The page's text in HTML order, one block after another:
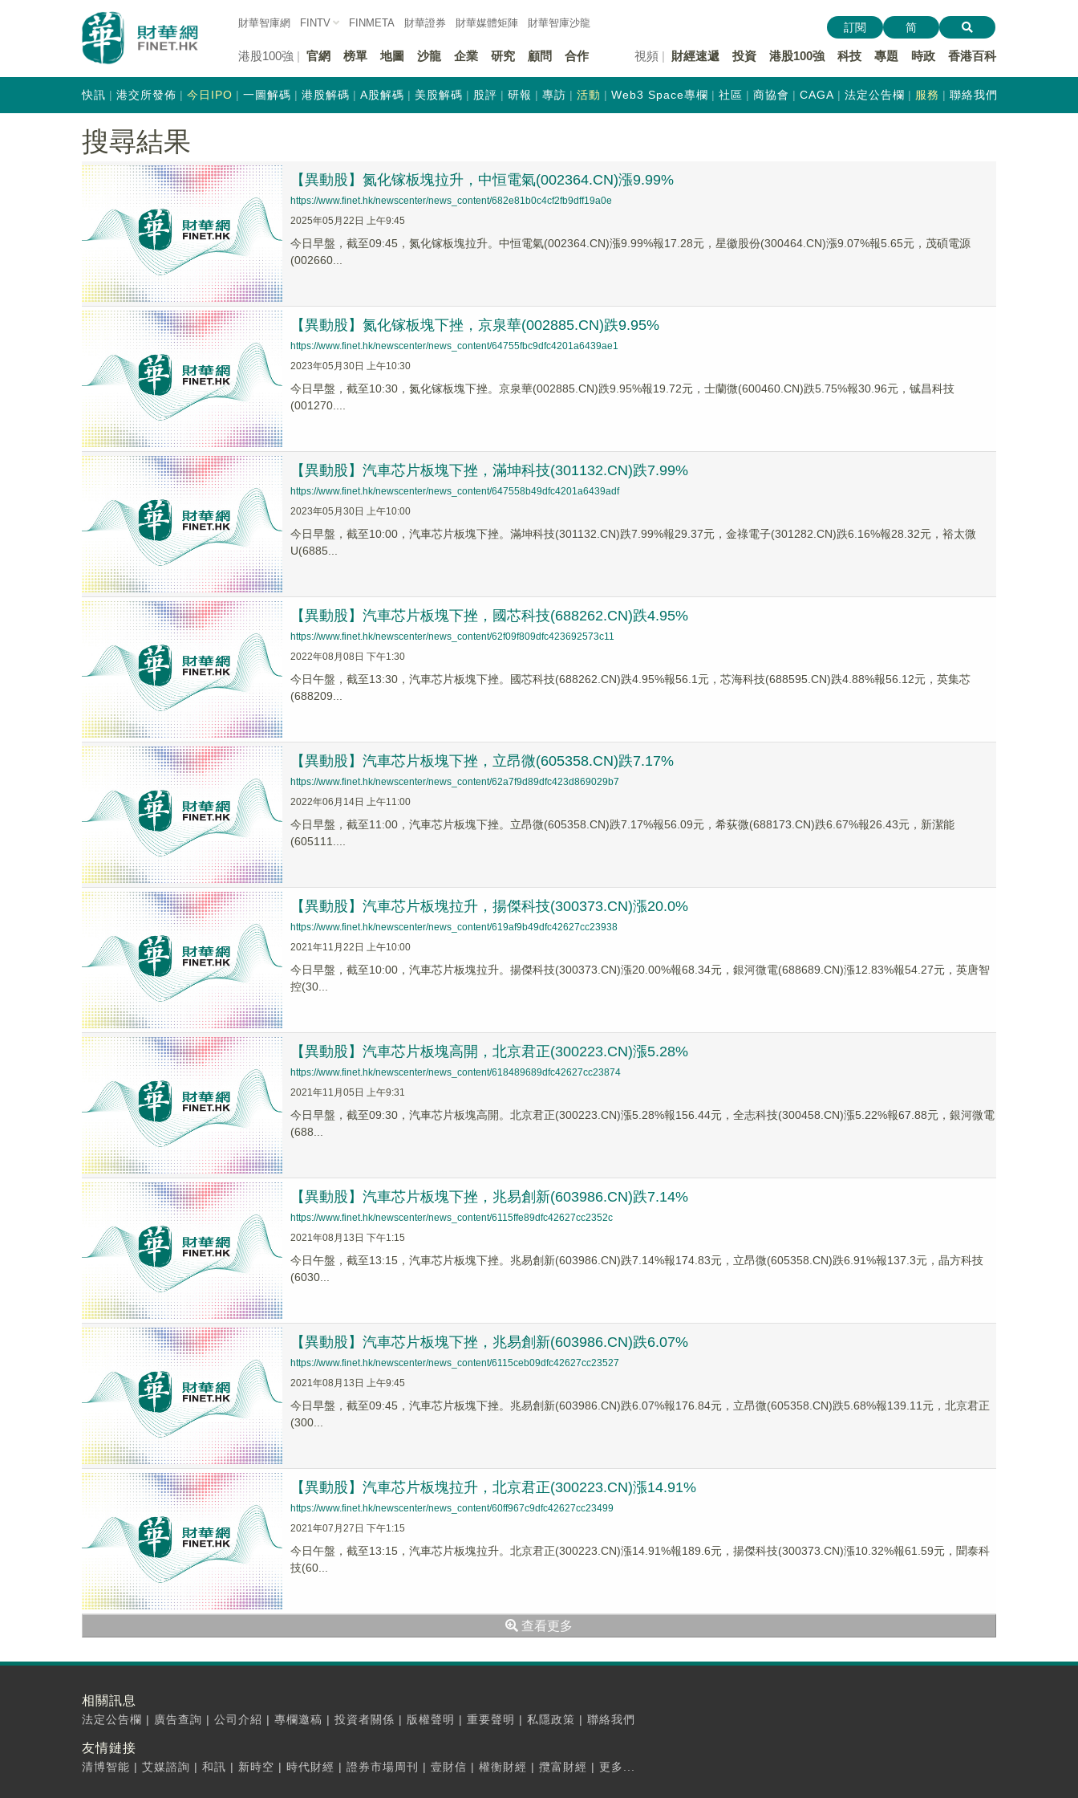
財華智庫網 FINTV FINMETA 財華證券 財華媒體矩陣 財華智庫沙龍
港股100強 官網 榜單 地圖 沙龍 企業 研究 顧問 合作 視頻 財經速遞 投資 港股100強 科技 專題 時政 香港百科
訂閱 简
快訊 港交所發佈 今日IPO 一圖解碼 港股解碼 A股解碼 美股解碼 股評 研報 專訪 活動 Web3 Space專欄 社區 商協會 CAGA 法定公告欄 服務 聯絡我們
搜尋結果
【異動股】氮化镓板塊拉升，中恒電氣(002364.CN)漲9.99%
https://www.finet.hk/newscenter/news_content/682e81b0c4cf2fb9dff19a0e
2025年05月22日 上午9:45
今日早盤，截至09:45，氮化镓板塊拉升。中恒電氣(002364.CN)漲9.99%報17.28元，星徽股份(300464.CN)漲9.07%報5.65元，茂碩電源
(002660...
【異動股】氮化镓板塊下挫，京泉華(002885.CN)跌9.95%
https://www.finet.hk/newscenter/news_content/64755fbc9dfc4201a6439ae1
2023年05月30日 上午10:30
今日早盤，截至10:30，氮化镓板塊下挫。京泉華(002885.CN)跌9.95%報19.72元，士蘭微(600460.CN)跌5.75%報30.96元，铖昌科技
(001270....
【異動股】汽車芯片板塊下挫，滿坤科技(301132.CN)跌7.99%
https://www.finet.hk/newscenter/news_content/647558b49dfc4201a6439adf
2023年05月30日 上午10:00
今日早盤，截至10:00，汽車芯片板塊下挫。滿坤科技(301132.CN)跌7.99%報29.37元，金祿電子(301282.CN)跌6.16%報28.32元，裕太微
U(6885...
【異動股】汽車芯片板塊下挫，國芯科技(688262.CN)跌4.95%
https://www.finet.hk/newscenter/news_content/62f09f809dfc423692573c11
2022年08月08日 下午1:30
今日午盤，截至13:30，汽車芯片板塊下挫。國芯科技(688262.CN)跌4.95%報56.1元，芯海科技(688595.CN)跌4.88%報56.12元，英集芯
(688209...
【異動股】汽車芯片板塊下挫，立昂微(605358.CN)跌7.17%
https://www.finet.hk/newscenter/news_content/62a7f9d89dfc423d869029b7
2022年06月14日 上午11:00
今日早盤，截至11:00，汽車芯片板塊下挫。立昂微(605358.CN)跌7.17%報56.09元，希荻微(688173.CN)跌6.67%報26.43元，新潔能
(605111....
【異動股】汽車芯片板塊拉升，揚傑科技(300373.CN)漲20.0%
https://www.finet.hk/newscenter/news_content/619af9b49dfc42627cc23938
2021年11月22日 上午10:00
今日早盤，截至10:00，汽車芯片板塊拉升。揚傑科技(300373.CN)漲20.00%報68.34元，銀河微電(688689.CN)漲12.83%報54.27元，英唐智
控(30...
【異動股】汽車芯片板塊高開，北京君正(300223.CN)漲5.28%
https://www.finet.hk/newscenter/news_content/618489689dfc42627cc23874
2021年11月05日 上午9:31
今日早盤，截至09:30，汽車芯片板塊高開。北京君正(300223.CN)漲5.28%報156.44元，全志科技(300458.CN)漲5.22%報67.88元，銀河微電
(688...
【異動股】汽車芯片板塊下挫，兆易創新(603986.CN)跌7.14%
https://www.finet.hk/newscenter/news_content/6115ffe89dfc42627cc2352c
2021年08月13日 下午1:15
今日午盤，截至13:15，汽車芯片板塊下挫。兆易創新(603986.CN)跌7.14%報174.83元，立昂微(605358.CN)跌6.91%報137.3元，晶方科技
(6030...
【異動股】汽車芯片板塊下挫，兆易創新(603986.CN)跌6.07%
https://www.finet.hk/newscenter/news_content/6115ceb09dfc42627cc23527
2021年08月13日 上午9:45
今日早盤，截至09:45，汽車芯片板塊下挫。兆易創新(603986.CN)跌6.07%報176.84元，立昂微(605358.CN)跌5.68%報139.11元，北京君正
(300...
【異動股】汽車芯片板塊拉升，北京君正(300223.CN)漲14.91%
https://www.finet.hk/newscenter/news_content/60ff967c9dfc42627cc23499
2021年07月27日 下午1:15
今日午盤，截至13:15，汽車芯片板塊拉升。北京君正(300223.CN)漲14.91%報189.6元，揚傑科技(300373.CN)漲10.32%報61.59元，聞泰科
技(60...
查看更多
相關訊息
法定公告欄 | 廣告查詢 | 公司介紹 | 專欄邀稿 | 投資者關係 | 版權聲明 | 重要聲明 | 私隱政策 | 聯絡我們
友情鏈接
清博智能 | 艾媒諮詢 | 和訊 | 新時空 | 時代財經 | 證券市場周刊 | 壹財信 | 權衡財經 | 攬富財經 | 更多...